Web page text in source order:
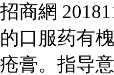
招商網
的口服药有
疮膏。指导